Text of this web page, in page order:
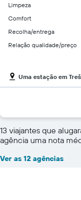
Limpeza
Comfort
Recolha/entrega
Relação qualidade/preço
Uma estação em
13 viajantes que
agência uma nota
Ver as 12 agências